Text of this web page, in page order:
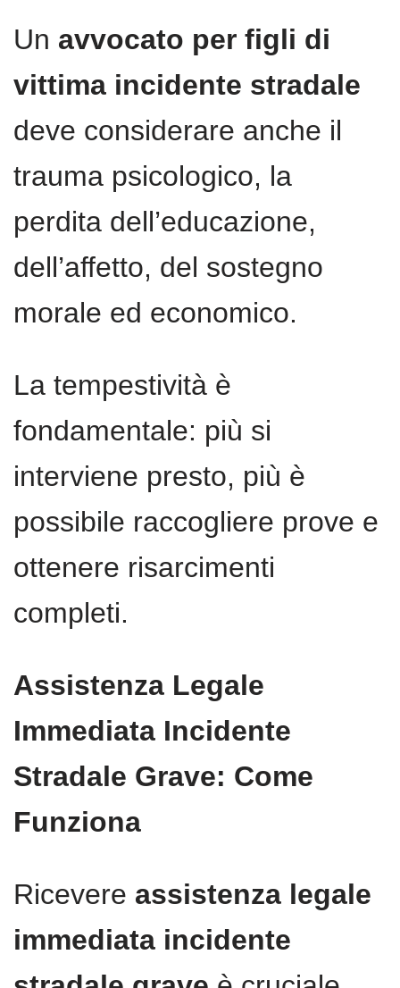
Un avvocato per figli di
vittima incidente stradale
deve considerare anche il
trauma psicologico, la
perdita dell’educazione,
dell’affetto, del sostegno
morale ed economico.
La tempestività è
fondamentale: più si
interviene presto, più è
possibile raccogliere prove e
ottenere risarcimenti
completi.
Assistenza Legale
Immediata Incidente
Stradale Grave: Come
Funziona
Ricevere assistenza legale
immediata incidente